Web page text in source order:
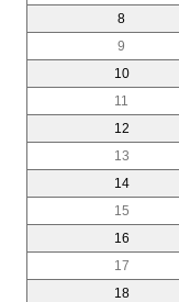
8
9
10
11
12
13
14
15
16
17
18